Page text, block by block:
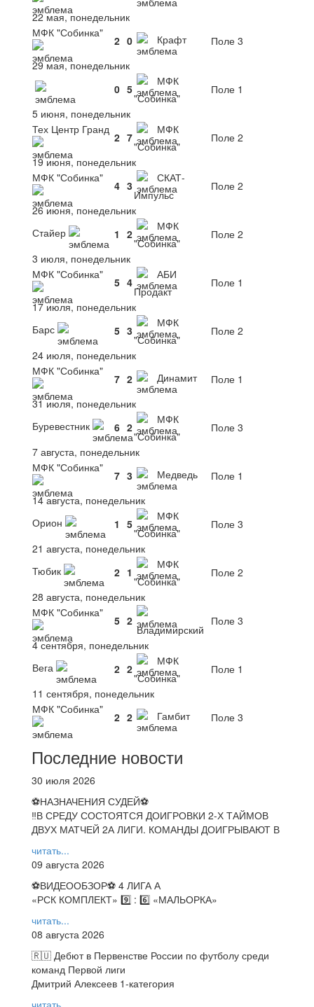
22 мая, понедельник
МФК "Собинка"
2 0 Крафт
Поле 3
29 мая, понедельник
0 5
МФК
"Собинка"
Поле 1
5 июня, понедельник
Тех Центр Гранд
2 7
МФК
"Собинка"
Поле 2
19 июня, понедельник
МФК "Собинка"
4 3
СКАТ-
Импульс
Поле 2
26 июня, понедельник
Стайер
1 2
МФК
"Собинка"
Поле 2
3 июля, понедельник
МФК "Собинка"
5 4
АБИ
Продакт
Поле 1
17 июля, понедельник
Барс
5 3
МФК
"Собинка"
Поле 2
24 июля, понедельник
МФК "Собинка"
7 2 Динамит
Поле 1
31 июля, понедельник
Буревестник
6 2
МФК
"Собинка"
Поле 3
7 августа, понедельник
МФК "Собинка"
7 3 Медведь
Поле 1
14 августа, понедельник
Орион
1 5
МФК
"Собинка"
Поле 3
21 августа, понедельник
Тюбик
2 1
МФК
"Собинка"
Поле 2
28 августа, понедельник
МФК "Собинка"
5 2
Владимирский
Поле 3
4 сентября, понедельник
Вега
2 2
МФК
"Собинка"
Поле 1
11 сентября, понедельник
МФК "Собинка"
2 2 Гамбит Поле 3
Последние новости
30 июля 2026
⚽НАЗНАЧЕНИЯ СУДЕЙ⚽
‼В СРЕДУ СОСТОЯТСЯ ДОИГРОВКИ 2-Х ТАЙМОВ
ДВУХ МАТЧЕЙ 2А ЛИГИ. КОМАНДЫ ДОИГРЫВАЮТ В
читать...
09 августа 2026
⚽️ВИДЕООБЗОР⚽️ 4 ЛИГА А
«РСК КОМПЛЕКТ» 9️⃣ : 6️⃣ «МАЛЬОРКА»
читать...
08 августа 2026
🇷🇺 Дебют в Первенстве России по футболу среди
команд Первой лиги
Дмитрий Алексеев 1-категория
читать...